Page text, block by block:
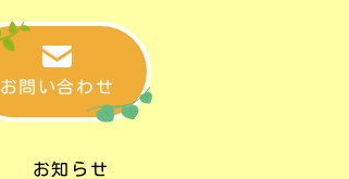
お問い合わせ
お知らせ